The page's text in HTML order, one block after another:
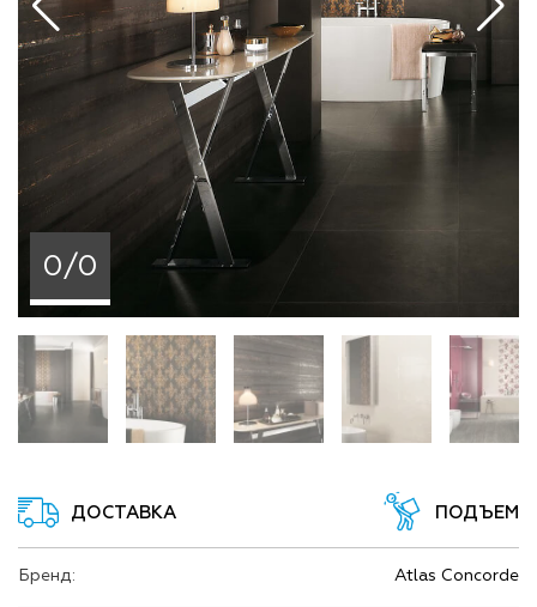
0/0
ДОСТАВКА ПОДЪЕМ
Бренд: Atlas Concorde